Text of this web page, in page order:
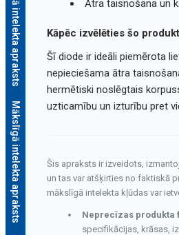
Mākslīgā intelekta apraksts
Mākslīgā intelekta apraksts
Ātra taisnošana un
Kāpēc izvēlēties šo
Šī diode ir ideāli piemērota
nepieciešama ātra
hermētiski noslēgtais
uzticamību un izturību pret
Šis apraksts ir izveidots,
un tas var atšķirties no faktiskā
mākslīgā intelekta kļūdas var
Neprecīzas produkta
specifikācijas, krāsas,